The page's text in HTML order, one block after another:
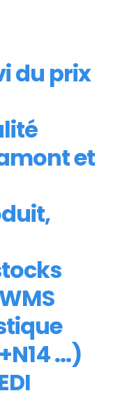
du prix
et
...)